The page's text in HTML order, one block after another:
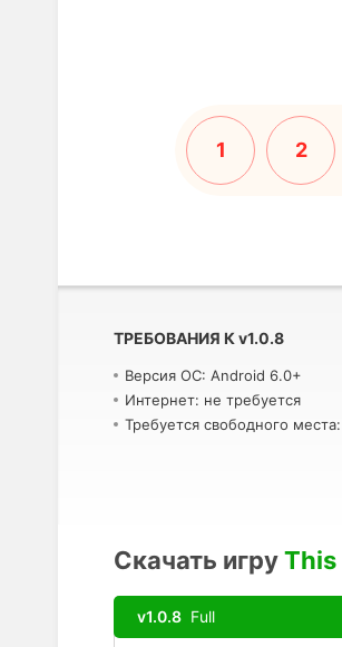
1 2
ТРЕБОВАНИЯ К v1.0.8
Версия ОС: Android 6.0+
Интернет: не требуется
Требуется свободного
Скачать игруThis
v1.0.8 Full